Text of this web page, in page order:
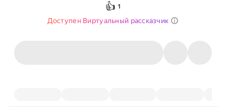
👍 1
Доступен Виртуальный рассказчик